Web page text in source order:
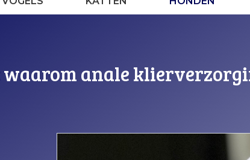
waarom anale